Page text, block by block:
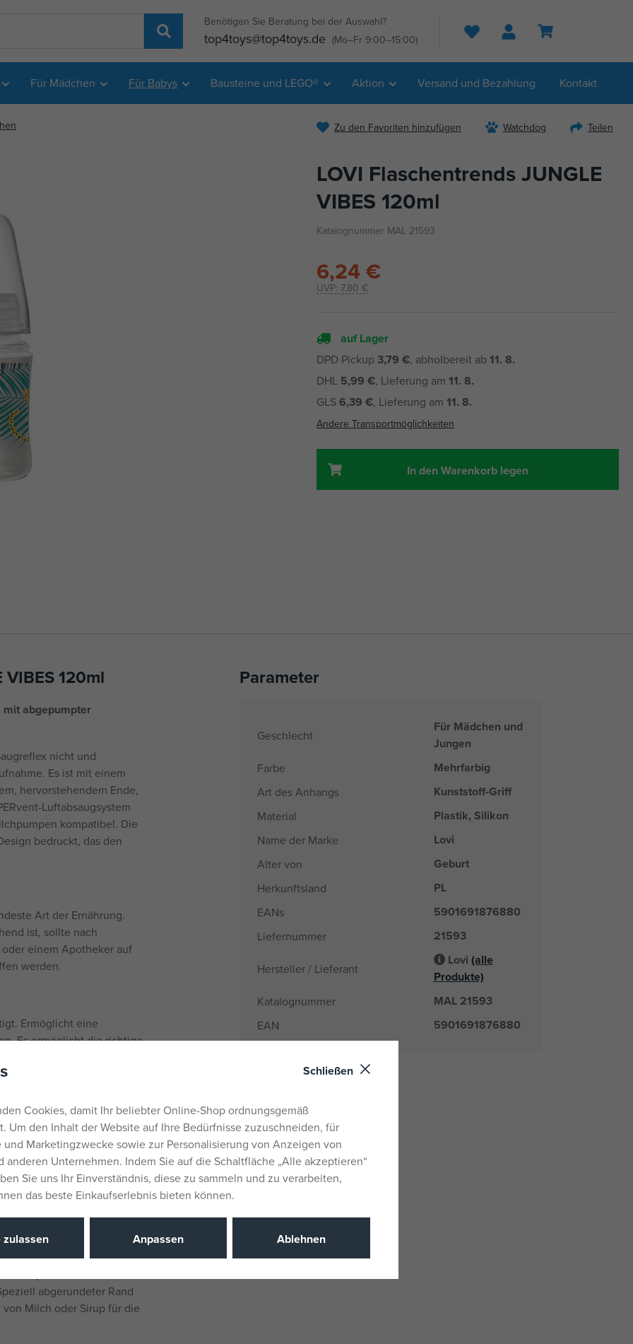
Benötigen Sie Beratung bei der Auswahl?
top4toys@top4toys.de (Mo–Fr 9:00–15:00) Suche
Für Mädchen Für Babys Bausteine und LEGO® Aktion Versand und Bezahlung Kontakt
Zu den Favoriten hinzufügen Watchdog Teilen
LOVI Flaschentrends JUNGLE
VIBES 120ml
Katalognummer MAL 21593
UVP: 7,80 €
6,24 €
auf Lager
DPD Pickup 3,79 €, abholbereit ab 11. 8.
DHL 5,99 €, Lieferung am 11. 8.
GLS6,39 €, Lieferung am 11. 8.
Andere Transportmöglichkeiten
In den Warenkorb legen
120ml
mit abgepumpter
nicht und
Es ist mit einem
hervorstehendem Ende,
Luftabsaugsystem
kompatibel. Die
bedruckt, das den
Art der Ernährung.
ist, sollte nach
einem Apotheker auf
werden.
Ermöglicht eine
Es ermöglicht die richtige
Hält die Mund- und
Saugrhythmus bei.
dünnen Silikonschicht
an (sie verlängert sich). Es
fließt nicht, das Kind
Die solide Basis aus
für die korrekte
Luftentlüftung Anti-Kolik-
VENT-Entlüftungssystem
verringert sich das
Flasche zu einem
von
abgerundeter Rand
Milch oder Sirup für die
Parameter
Geschlecht
Für Mädchen und
Jungen
Farbe Mehrfarbig
Art des Anhangs Kunststoff-Griff
Material Plastik, Silikon
Name der Marke Lovi
Alter von Geburt
Herkunftsland PL
EANs 5901691876880
Liefernummer 21593
Hersteller / Lieferant
Lovi (alle
Produkte)
Katalognummer MAL 21593
EAN 5901691876880
Schließen
Cookies, damit Ihr beliebter Online-Shop ordnungsgemäß
Um den Inhalt der Website auf Ihre Bedürfnisse zuzuschneiden, für
und Marketingzwecke sowie zur Personalisierung von Anzeigen von
anderen Unternehmen. Indem Sie auf die Schaltfläche „Alle akzeptieren“
Sie uns Ihr Einverständnis, diese zu sammeln und zu verarbeiten,
das beste Einkaufserlebnis bieten können.
zulassen Anpassen Ablehnen